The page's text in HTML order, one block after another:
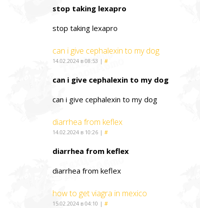
stop taking lexapro
stop taking lexapro
can i give cephalexin to my dog
14.02.2024 в 08:53 | #
can i give cephalexin to my dog
can i give cephalexin to my dog
diarrhea from keflex
14.02.2024 в 10:26 | #
diarrhea from keflex
diarrhea from keflex
how to get viagra in mexico
15.02.2024 в 04:10 | #